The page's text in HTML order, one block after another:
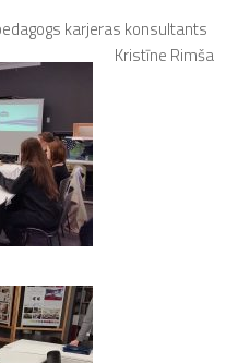
karjeras konsultants
Kristīne Rimša